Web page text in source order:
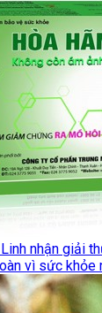
nhận giải
vì sức khỏe